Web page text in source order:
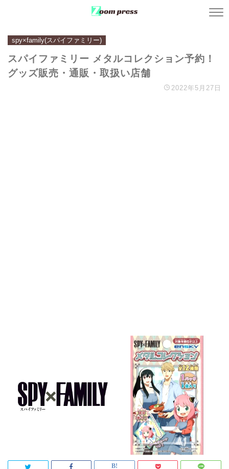
spy×family(スパイファミリー)
スパイファミリー メタルコレクション予約！
グッズ販売・通販・取扱い店舗
2022年5月27日